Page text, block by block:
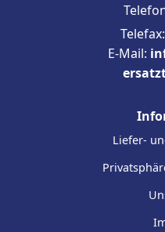
E-Mail:
Liefer-